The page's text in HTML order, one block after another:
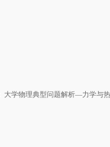
大学物理典型问题解析—力学与